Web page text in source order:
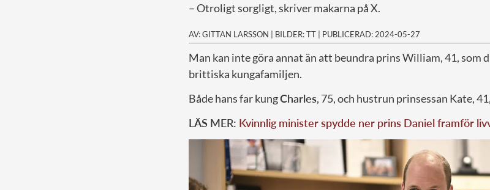
– Otroligt sorgligt, skriver makarna på X.
AV: GITTAN LARSSON | BILDER: TT | PUBLICERAD: 2024-05-27
Man kan inte göra annat än att beundra prins William, 41, som
brittiska kungafamiljen.
Både hans far kungCharles, 75, och hustrun prinsessan Kate,
LÄS MER: Kvinnlig minister spydde ner prins Daniel framför